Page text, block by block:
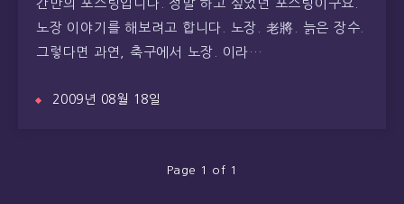
간만의 포스팅입니다. 정말 하고 싶었던 포스팅이구요.
노장 이야기를 해보려고 합니다. 노장. 老將. 늙은 장수.
그렇다면 과연, 축구에서 노장. 이라…
2009년 08월 18일
Page 1 of 1